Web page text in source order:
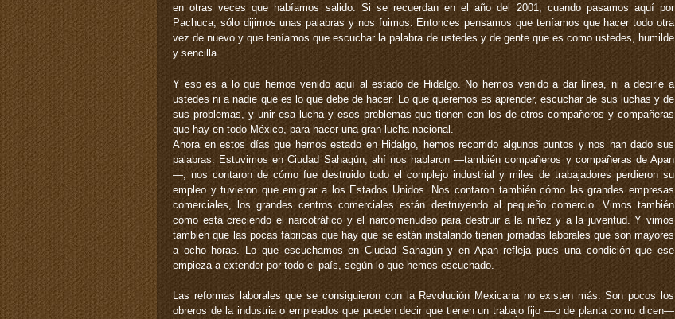
en otras veces que habíamos salido. Si se recuerdan en el año del 2001, cuando pasamos aquí por
Pachuca, sólo dijimos unas palabras y nos fuimos. Entonces pensamos que teníamos que hacer todo otra
vez de nuevo y que teníamos que escuchar la palabra de ustedes y de gente que es como ustedes, humilde
y sencilla.
Y eso es a lo que hemos venido aquí al estado de Hidalgo. No hemos venido a dar línea, ni a decirle a
ustedes ni a nadie qué es lo que debe de hacer. Lo que queremos es aprender, escuchar de sus luchas y de
sus problemas, y unir esa lucha y esos problemas que tienen con los de otros compañeros y compañeras
que hay en todo México, para hacer una gran lucha nacional.
Ahora en estos días que hemos estado en Hidalgo, hemos recorrido algunos puntos y nos han dado sus
palabras. Estuvimos en Ciudad Sahagún, ahí nos hablaron —también compañeros y compañeras de Apan
—, nos contaron de cómo fue destruido todo el complejo industrial y miles de trabajadores perdieron su
empleo y tuvieron que emigrar a los Estados Unidos. Nos contaron también cómo las grandes empresas
comerciales, los grandes centros comerciales están destruyendo al pequeño comercio. Vimos también
cómo está creciendo el narcotráfico y el narcomenudeo para destruir a la niñez y a la juventud. Y vimos
también que las pocas fábricas que hay que se están instalando tienen jornadas laborales que son mayores
a ocho horas. Lo que escuchamos en Ciudad Sahagún y en Apan refleja pues una condición que ese
empieza a extender por todo el país, según lo que hemos escuchado.
Las reformas laborales que se consiguieron con la Revolución Mexicana no existen más. Son pocos los
obreros de la industria o empleados que pueden decir que tienen un trabajo fijo —o de planta como dicen—